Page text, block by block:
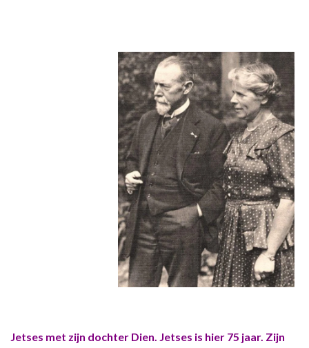
Jetses met zijn dochter Dien. Jetses is hier 75 jaar. Zijn